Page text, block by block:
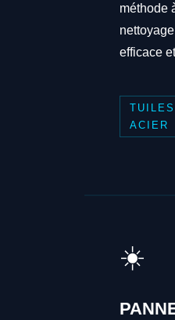
méthode
efficace
ACIER
☀️